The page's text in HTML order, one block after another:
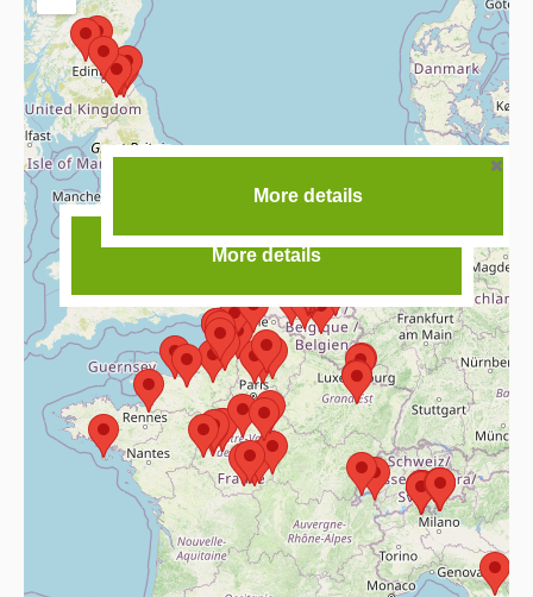
More details
More details
More details